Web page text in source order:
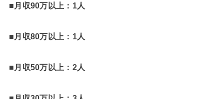
■月収90万以上：1人
■月収80万以上：1人
■月収50万以上：2人